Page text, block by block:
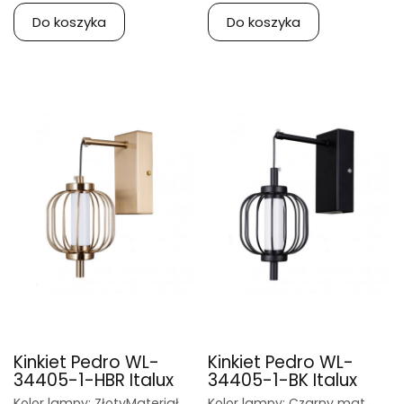
Do koszyka Do koszyka
Kinkiet Pedro WL-
34405-1-HBR Italux
Kinkiet Pedro WL-
34405-1-BK Italux